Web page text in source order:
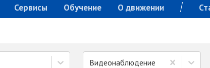
Сервисы Обучение О движении
Видеонаблюдение